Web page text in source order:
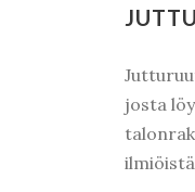
josta